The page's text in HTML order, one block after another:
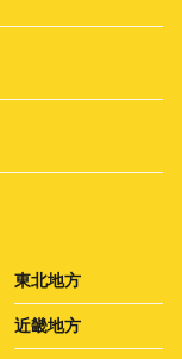
東北地方
近畿地方